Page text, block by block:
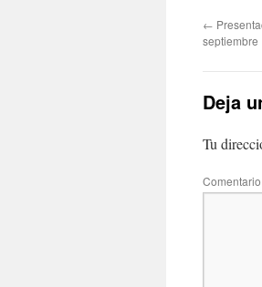
←
septiembre
Deja
Tu
Comentario